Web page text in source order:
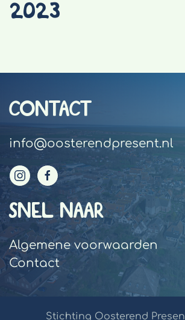
2023
CONTACT
info@oosterendpresent.nl
SNEL NAAR
Algemene voorwaarden
Contact
Stichting Oosterend